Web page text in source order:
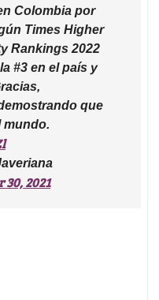
Colombia por
Times Higher
Rankings 2022
#3 en el país y
que
mundo.
30, 2021